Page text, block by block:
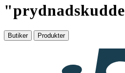
"prydnadskudde
Butiker Produkter